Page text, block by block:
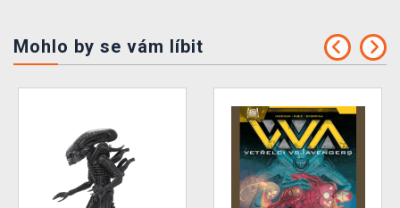
Mohlo by se vám líbit